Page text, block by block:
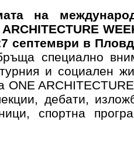
на
септември в
специално
и социален
ONE
дебати,
спортна